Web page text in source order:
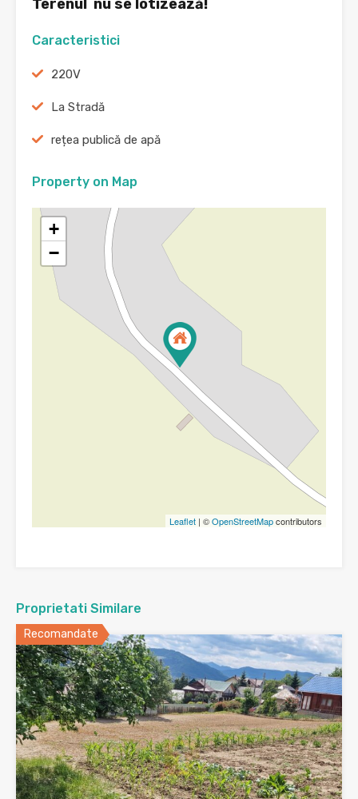
Terenul nu se lotizează!
Caracteristici
220V
La Stradă
rețea publică de apă
Property on Map
+
−
Leaflet | ©OpenStreetMapcontributors
Proprietati Similare
Recomandate